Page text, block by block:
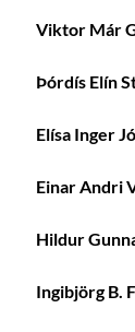
Viktor Már
Þórdís Elín
Elísa Inger
Einar Andri
Hildur
Ingibjörg B.